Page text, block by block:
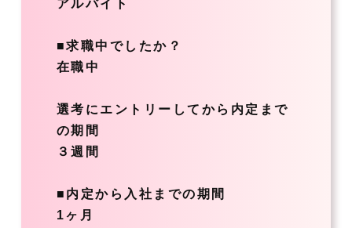
アルバイト
■求職中でしたか？
在職中
選考にエントリーしてから内定まで
の期間
３週間
■内定から入社までの期間
1ヶ月